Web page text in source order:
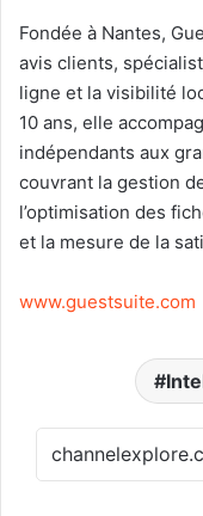
Fondée à Nantes,
avis clients,
ligne et la visibilité
10 ans, elle
indépendants aux
couvrant la gestion
l’optimisation des
et la mesure de la
www.guestsuite.com